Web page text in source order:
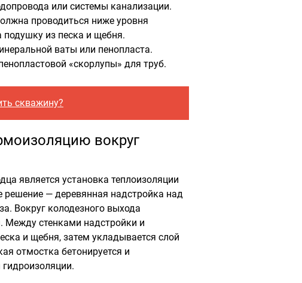
или системы канализации.
проводиться ниже уровня
из песка и щебня.
ваты или пенопласта.
«скорлупы» для труб.
скважину?
вокруг
является установка теплоизоляции
решение — деревянная надстройка над
Вокруг колодезного выхода
Между стенками надстройки и
и щебня, затем укладывается слой
отмостка бетонируется и